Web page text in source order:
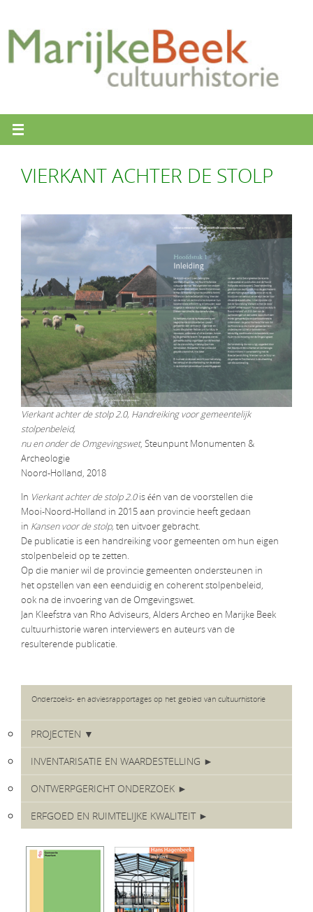
inhoud
VIERKANT ACHTER DE STOLP
Vierkant achter de stolp 2.0, Handreiking voor gemeentelijk
stolpenbeleid,
nu en onder de Omgevingswet, Steunpunt Monumenten &
Archeologie
Noord-Holland, 2018
In Vierkant achter de stolp 2.0is één van de voorstellen die
Mooi-Noord-Holland in 2015 aan provincie heeft gedaan
in Kansen voor de stolp, ten uitvoer gebracht.
De publicatie is een handreiking voor gemeenten om hun eigen
stolpenbeleid op te zetten.
Op die manier wil de provincie gemeenten ondersteunen in
het opstellen van een eenduidig en coherent stolpenbeleid,
ook na de invoering van de Omgevingswet.
Jan Kleefstra van Rho Adviseurs, Alders Archeo en Marijke Beek
cultuurhistorie waren interviewers en auteurs van de
resulterende publicatie.
Onderzoeks- en adviesrapportages op het gebied van cultuurhistorie
PROJECTEN ▼
INVENTARISATIE EN WAARDESTELLING ►
ONTWERPGERICHT ONDERZOEK ►
ERFGOED EN RUIMTELIJKE KWALITEIT ►